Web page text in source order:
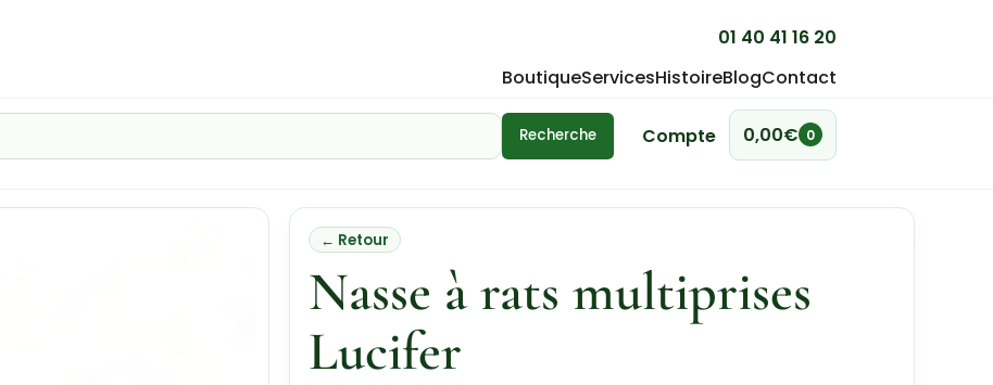
01 40 41 16 20
BoutiqueServicesHistoireBlogContact
Recherche Compte 0,00€ 0
← Retour
Nasse à rats multiprises
Lucifer